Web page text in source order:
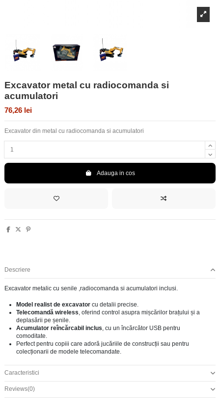
Excavator metal cu radiocomanda si
acumulatori
76,26 lei
Excavator din metal cu radiocomanda si acumulatori
Adauga in cos
Descriere
Excavator metalic cu senile ,radiocomanda si acumulatori inclusi.
Model realist de excavator cu detalii precise.
Telecomandă wireless , oferind control asupra mișcărilor brațului și a
deplasării pe șenile.
Acumulator reîncărcabil inclus , cu un încărcător USB pentru
comoditate.
Perfect pentru copiii care adoră jucăriile de construcții sau pentru
colecționarii de modele telecomandate.
Caracteristici
Reviews(0)